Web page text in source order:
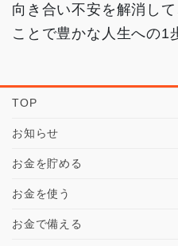
向き合い不安を解消し
ことで豊かな人生への1
TOP
お知らせ
お金を貯める
お金を使う
お金で備える